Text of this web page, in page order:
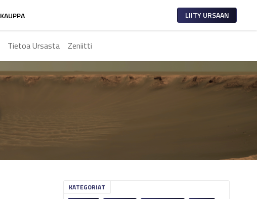
LIITY URSAAN
Tietoa Ursasta Zeniitti
KATEGORIAT